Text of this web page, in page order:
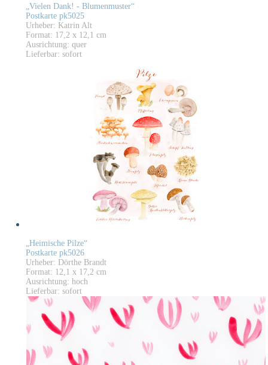
„Vielen Dank! - Blumenmuster“
Postkarte pk5025
Urheber: Katrin Alt
Format: 17,2 x 12,1 cm
Ausrichtung: quer
Lieferbar: sofort
„Heimische Pilze“
Postkarte pk5026
Urheber: Dörthe Brandt
Format: 12,1 x 17,2 cm
Ausrichtung: hoch
Lieferbar: sofort